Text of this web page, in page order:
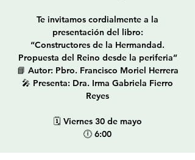
Te invitamos cordialmente a la
presentación del libro:
“Constructores de la Hermandad.
Propuesta del Reino desde la periferia”
📘 Autor: Pbro. Francisco Moriel Herrera
🎤 Presenta: Dra. Irma Gabriela Fierro
Reyes
🗓 Viernes 30 de mayo
🕕 6:00